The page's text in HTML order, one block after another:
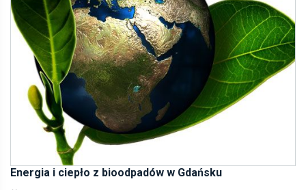
Energia i ciepło z bioodpadów w Gdańsku